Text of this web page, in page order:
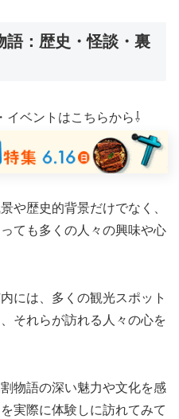
：歴史・怪談・裏
イベントはこちらから⇩
や歴史的背景だけでなく、
ても多くの人々の興味や心
には、多くの観光スポット
それらが訪れる人々の心を
物語の深い魅力や文化を感
実際に体験しに訪れてみて